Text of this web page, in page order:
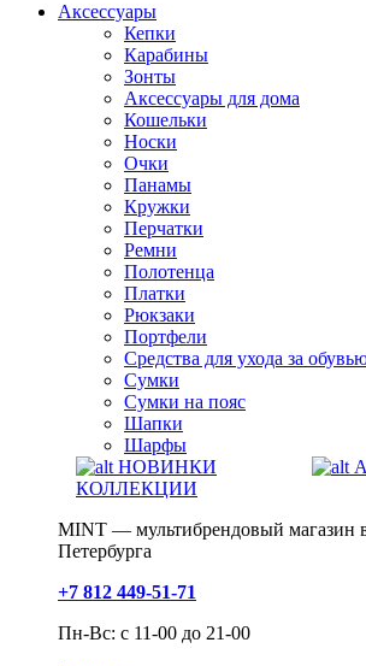
Аксессуары
Кепки
Карабины
Зонты
Аксессуары для дома
Кошельки
Носки
Очки
Панамы
Кружки
Перчатки
Ремни
Полотенца
Платки
Рюкзаки
Портфели
Средства для ухода за
Сумки
Сумки на пояс
Шапки
Шарфы
НОВИНКИ
КОЛЛЕКЦИИ
MINT — мультибрендовый магазин
Петербурга
+7 812 449-51-71
Пн-Вс: с 11-00 до 21-00